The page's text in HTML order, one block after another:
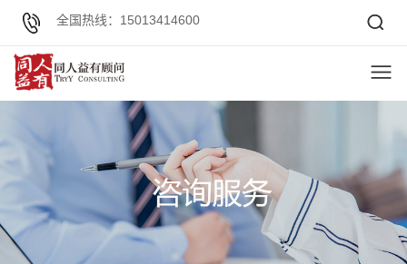
全国热线：15013414600